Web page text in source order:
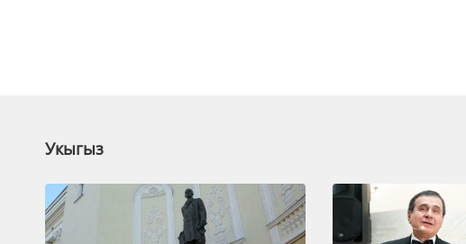
Укыгыз